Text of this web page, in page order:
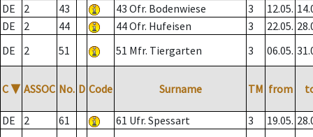
DE
2 43 43 Ofr. Bodenwiese 3 12.05.
DE
2 44 44 Ofr. Hufeisen 3 22.05.
DE
2 51 51 Mfr. Tiergarten 3 06.05.
C ▼ ASSOC No. D Code Surname TM from
DE 2 61 61 Ufr. Spessart 3 19.05.